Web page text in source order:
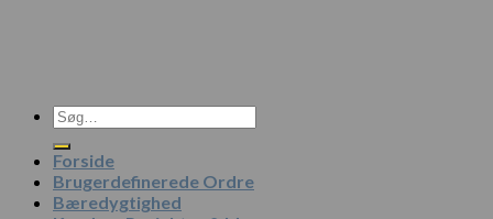
Søg
efter:
Forside
Brugerdefinerede Ordre
Bæredygtighed